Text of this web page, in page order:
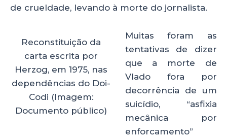
de crueldade, levando à morte do jornalista.
Reconstituição da
carta escrita por
Herzog, em 1975, nas
dependências do Doi-
Codi (Imagem:
Documento público)
Muitas foram as
tentativas de dizer
que a morte de
Vlado fora por
decorrência de um
suicídio, “asfixia
mecânica por
enforcamento”